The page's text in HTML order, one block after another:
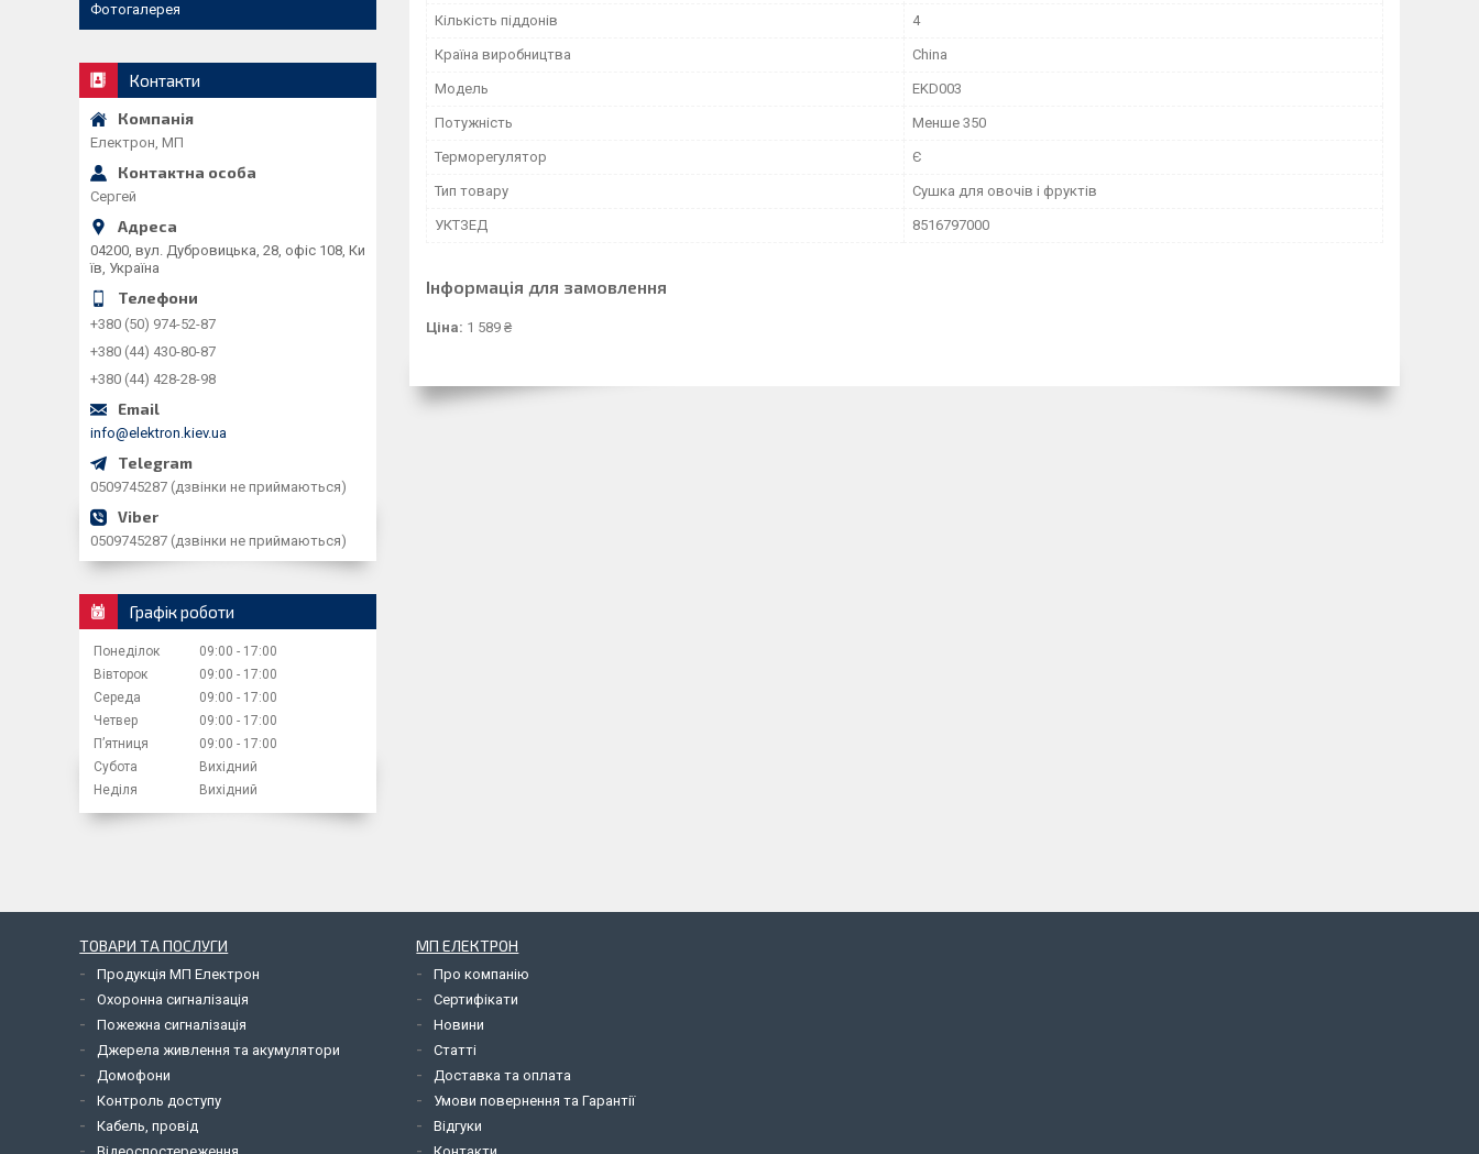
Кількість піддонів 4
Країна виробництва China
Мoдель EKD003
Потужність Менше 350
Терморегулятор Є
Тип товару Сушка для овочів і фруктів
УКТЗЕД 8516797000
Інформація для замовлення
Ціна: 1 589 ₴
Фотогалерея
Контакти
Електрон, МП
Сергей
04200, вул. Дубровицька, 28, офіс 108, Ки
їв, Україна
+380 (50) 974-52-87
+380 (44) 430-80-87
+380 (44) 428-28-98
info@elektron.kiev.ua
0509745287 (дзвінки не приймаються)
0509745287 (дзвінки не приймаються)
Графік роботи
Понеділок 09:00
17:00
Вівторок
09:00
17:00
Середа
09:00
17:00
Четвер
09:00
17:00
Пʼятниця
09:00
17:00
Субота
Вихідний
Неділя
Вихідний
ТОВАРИ ТА ПОСЛУГИ
Продукція МП Електрон
Охоронна сигналізація
Пожежна сигналізація
Джерела живлення та акумулятори
Домофони
Контроль доступу
Кабель, провід
МП ЕЛЕКТРОН
Про компанію
Сертифікати
Новини
Статті
Доставка та оплата
Умови повернення та Гарантії
Відгуки